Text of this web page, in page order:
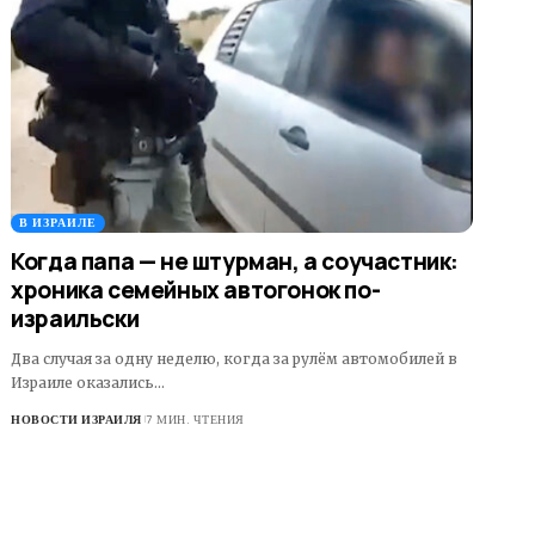
В ИЗРАИЛЕ
Когда папа — не штурман, а соучастник:
хроника семейных автогонок по-
израильски
Два случая за одну неделю, когда за рулём автомобилей в
Израиле оказались…
НОВОСТИ ИЗРАИЛЯ 7 МИН. ЧТЕНИЯ